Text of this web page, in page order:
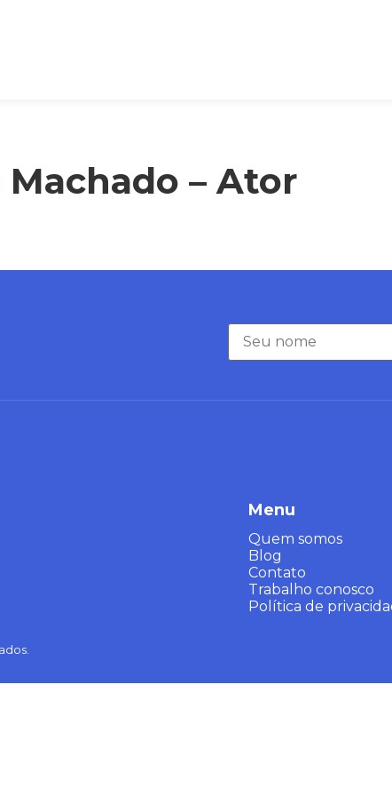
– Ator
Menu
Quem somos
Blog
Contato
Trabalho conosco
Política de